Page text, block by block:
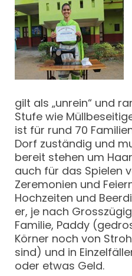
gilt als „unrein“ und
Stufe wie
ist für rund 70
Dorf zuständig und
bereit stehen um
auch für das Spielen
Zeremonien und
Hochzeiten und
er, je nach
Familie, Paddy
Körner noch von
sind) und in
oder etwas Geld.